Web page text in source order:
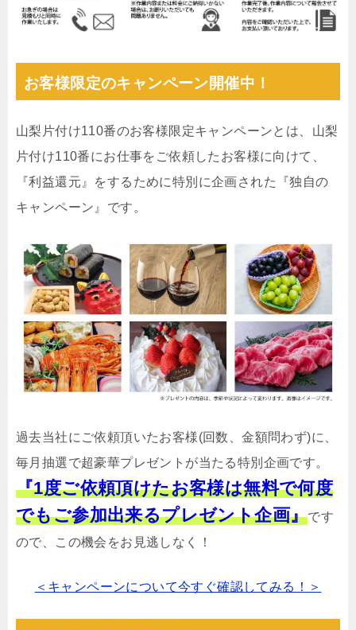
お客様限定のキャンペーン開催中！
山梨片付け110番のお客様限定キャンペーンとは、山梨
片付け110番にお仕事をご依頼したお客様に向けて、
『利益還元』をするために特別に企画された『独自の
キャンペーン』です。
過去当社にご依頼頂いたお客様(回数、金額問わず)に、
毎月抽選で超豪華プレゼントが当たる特別企画です。
『1度ご依頼頂けたお客様は無料で何度
でもご参加出来るプレゼント企画』です
ので、この機会をお見逃しなく！
＜キャンペーンについて今すぐ確認してみる！＞